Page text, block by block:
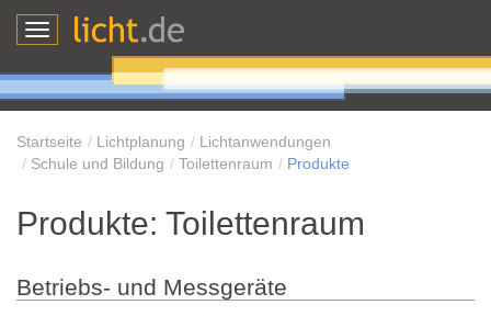
Toggle
Startseite Lichtplanung
Lichtanwendungen
Schule und Bildung
Toilettenraum Produkte
Produkte: Toilettenraum
Betriebs- und Messgeräte